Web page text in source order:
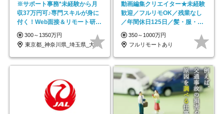
※サポート事務*未経験から月
収37万円可♪専門スキルが身に
付く！Web面接＆リモート研修
も充実♪/a
300～1350万円
東京都_神奈川県_埼玉県_大阪府_愛知県…
動画編集クリエイター★未経験
歓迎／フルリモOK／残業なし
／年間休日125日／髪・服・ネ
イル自由／研修充実で安心
350～1000万円
フルリモートあり